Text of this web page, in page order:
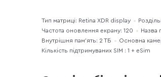
Тип матриці: Retina XDR display
Частота оновлення екрану: 120
Назва
Внутрішня пам'ять: 2 ТБ
Основна
Кількість підтримуваних SIM : 1 + eSim